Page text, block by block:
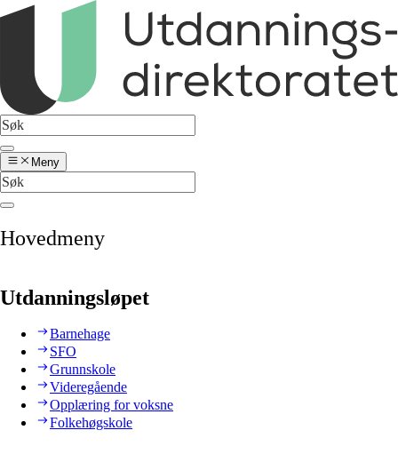
Meny
Hovedmeny
Utdanningsløpet
Barnehage
SFO
Grunnskole
Videregående
Opplæring for voksne
Folkehøgskole